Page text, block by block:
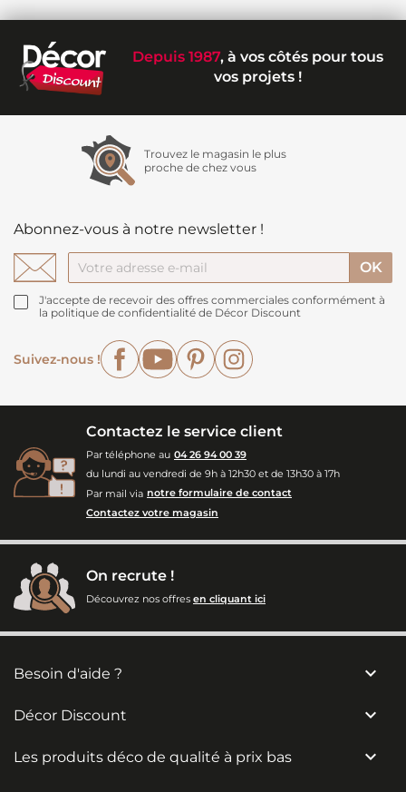
Depuis 1987, à vos côtés pour tous
vos projets !
Trouvez le magasin le plus
proche de chez vous
Abonnez-vous à notre newsletter !
J'accepte de recevoir des offres commerciales conformément à
la politique de confidentialité de Décor Discount
Suivez-nous !
FacebookYouTubePinterest
Contactez le service client
Par téléphone au 04 26 94 00 39
du lundi au vendredi de 9h à 12h30 et de 13h30 à 17h
Par mail via notre formulaire de contact
Contactez votre magasin
On recrute !
Découvrez nos offres en cliquant ici
Besoin d'aide ? 
Décor Discount 
Les produits déco de qualité à prix bas 